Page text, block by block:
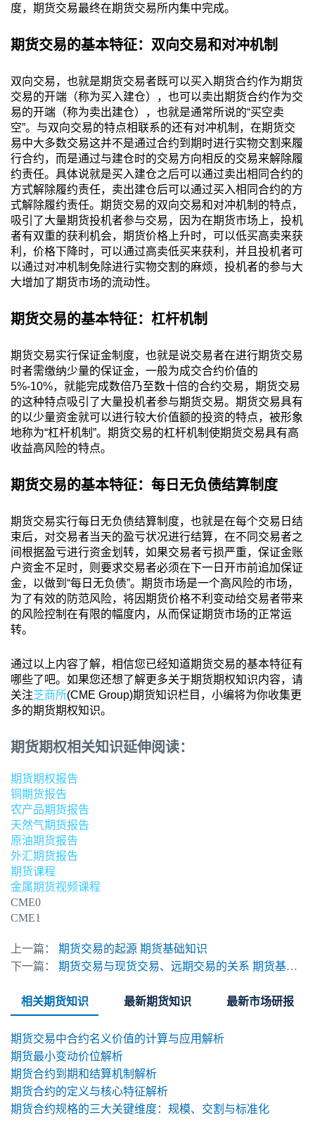
度，期货交易最终在期货交易所内集中完成。
期货交易的基本特征：双向交易和对冲机制
双向交易，也就是期货交易者既可以买入期货合约作为期货
交易的开端（称为买入建仓），也可以卖出期货合约作为交
易的开端（称为卖出建仓），也就是通常所说的“买空卖
空”。与双向交易的特点相联系的还有对冲机制，在期货交
易中大多数交易这并不是通过合约到期时进行实物交割来履
行合约，而是通过与建仓时的交易方向相反的交易来解除履
约责任。具体说就是买入建仓之后可以通过卖出相同合约的
方式解除履约责任，卖出建仓后可以通过买入相同合约的方
式解除履约责任。期货交易的双向交易和对冲机制的特点，
吸引了大量期货投机者参与交易，因为在期货市场上，投机
者有双重的获利机会，期货价格上升时，可以低买高卖来获
利，价格下降时，可以通过高卖低买来获利，并且投机者可
以通过对冲机制免除进行实物交割的麻烦，投机者的参与大
大增加了期货市场的流动性。
期货交易的基本特征：杠杆机制
期货交易实行保证金制度，也就是说交易者在进行期货交易
时者需缴纳少量的保证金，一般为成交合约价值的
5%-10%，就能完成数倍乃至数十倍的合约交易，期货交易
的这种特点吸引了大量投机者参与期货交易。期货交易具有
的以少量资金就可以进行较大价值额的投资的特点，被形象
地称为“杠杆机制”。期货交易的杠杆机制使期货交易具有高
收益高风险的特点。
期货交易的基本特征：每日无负债结算制度
期货交易实行每日无负债结算制度，也就是在每个交易日结
束后，对交易者当天的盈亏状况进行结算，在不同交易者之
间根据盈亏进行资金划转，如果交易者亏损严重，保证金账
户资金不足时，则要求交易者必须在下一日开市前追加保证
金，以做到“每日无负债”。期货市场是一个高风险的市场，
为了有效的防范风险，将因期货价格不利变动给交易者带来
的风险控制在有限的幅度内，从而保证期货市场的正常运
转。
通过以上内容了解，相信您已经知道期货交易的基本特征有
哪些了吧。如果您还想了解更多关于期货期权知识内容，请
关注芝商所(CME Group)期货知识栏目，小编将为你收集更
多的期货期权知识。
期货期权相关知识延伸阅读：
期货期权报告
铜期货报告
农产品期货报告
天然气期货报告
原油期货报告
外汇期货报告
期货课程
金属期货视频课程
CME0
CME1
上一篇：
期货交易的起源 期货基础知识
下一篇：
期货交易与现货交易、远期交易的关系 期货基础知识
相关期货知识 最新期货知识 最新市场研报
期货交易中合约名义价值的计算与应用解析
期货最小变动价位解析
期货合约到期和结算机制解析
期货合约的定义与核心特征解析
期货合约规格的三大关键维度：规模、交割与标准化